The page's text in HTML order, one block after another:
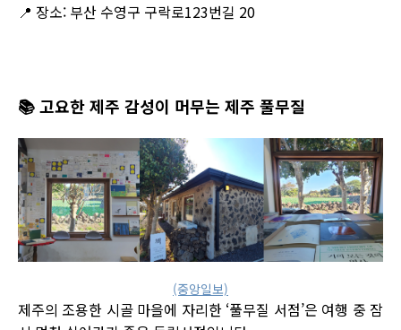
📍 장소: 부산 수영구 구락로123번길 20
📚고요한 제주 감성이 머무는 제주 풀무질
(중앙일보)
제주의 조용한 시골 마을에 자리한 ‘풀무질 서점’은 여행 중 잠